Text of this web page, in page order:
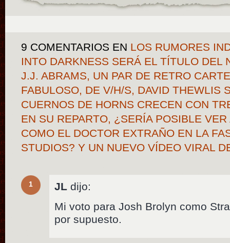
9 COMENTARIOS EN LOS RUMORES
INTO DARKNESS SERÁ EL TÍTULO DEL
J.J. ABRAMS, UN PAR DE RETRO
FABULOSO, DE V/H/S, DAVID THEWLIS
CUERNOS DE HORNS CRECEN CON
EN SU REPARTO, ¿SERÍA POSIBLE
COMO EL DOCTOR EXTRAÑO EN LA
STUDIOS? Y UN NUEVO VÍDEO VIRAL
1 JL dijo:
Mi voto para Josh Brolyn como
por supuesto.